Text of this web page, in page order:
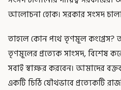
আলোচনা হোক। সরকার সংসদ
তাহলে কোন পথে তৃণমূল কংগ্রেস?
তৃণমূলের প্রত্যেক সাংসদ, বিশেষ
সবাই স্বাক্ষর করবেন। আমাদের
একটি চিঠি যৌথভাবে প্রত্যেকটি